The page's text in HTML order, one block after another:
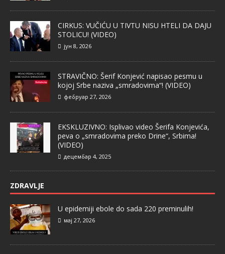
CIRKUS: VUČIĆU U TIVTU NISU HTELI DA DAJU
STOLICU! (VIDEO)
јун 8, 2026
STRAVIČNO: Šerif Konjević napisao pesmu u
kojoj Srbe naziva „smradovima“! (VIDEO)
фебруар 27, 2026
EKSKLUZIVNO: Isplivao video Šerifa Konjevića,
peva o „smradovima preko Drine“, Srbima!
(VIDEO)
децембар 4, 2025
ZDRAVLJE
U epidemiji ebole do sada 220 preminulih!
мај 27, 2026